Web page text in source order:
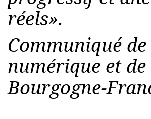
réels».
Communiqué
numérique et
Bourgogne-